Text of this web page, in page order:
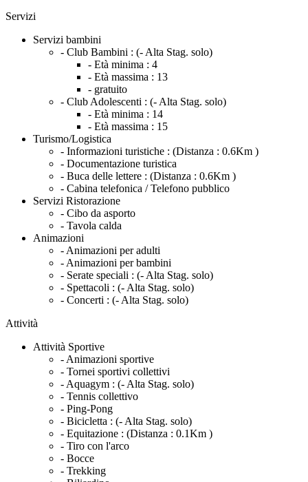
Servizi
Servizi bambini
- Club Bambini : (- Alta Stag. solo)
- Età minima : 4
- Età massima : 13
- gratuito
- Club Adolescenti : (- Alta Stag. solo)
- Età minima : 14
- Età massima : 15
Turismo/Logistica
- Informazioni turistiche : (Distanza : 0.6Km )
- Documentazione turistica
- Buca delle lettere : (Distanza : 0.6Km )
- Cabina telefonica / Telefono pubblico
Servizi Ristorazione
- Cibo da asporto
- Tavola calda
Animazioni
- Animazioni per adulti
- Animazioni per bambini
- Serate speciali : (- Alta Stag. solo)
- Spettacoli : (- Alta Stag. solo)
- Concerti : (- Alta Stag. solo)
Attività
Attività Sportive
- Animazioni sportive
- Tornei sportivi collettivi
- Aquagym : (- Alta Stag. solo)
- Tennis collettivo
- Ping-Pong
- Bicicletta : (- Alta Stag. solo)
- Equitazione : (Distanza : 0.1Km )
- Tiro con l'arco
- Bocce
- Trekking